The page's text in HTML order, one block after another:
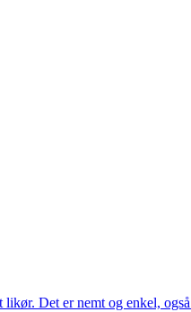
Det er nemt og enkel,